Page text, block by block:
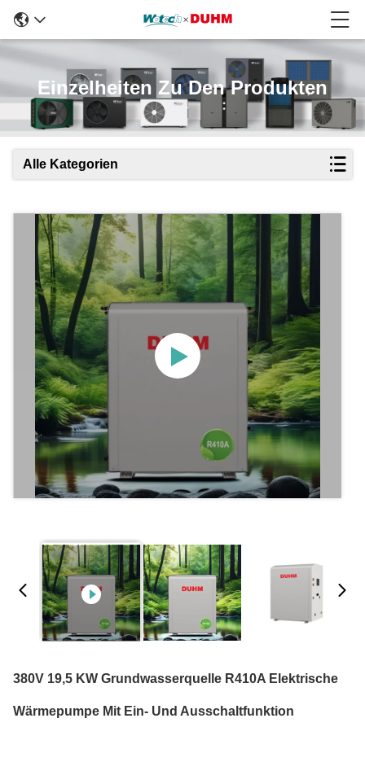
Einzelheiten Zu Den Produkten
Alle Kategorien
380V 19,5 KW Grundwasserquelle R410A Elektrische
Wärmepumpe Mit Ein- Und Ausschaltfunktion